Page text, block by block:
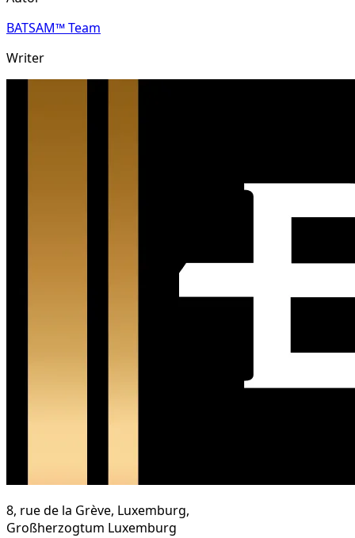
BATSAM™ Team
Writer
8, rue de la Grève, Luxemburg,
Großherzogtum Luxemburg